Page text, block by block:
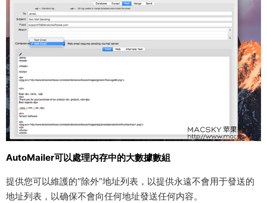
AutoMailer可以處理内存中的大數據數組
提供您可以維護的“除外”地址列表，以提供永遠不會用于發送的
地址列表，以确保不會向任何地址發送任何内容。